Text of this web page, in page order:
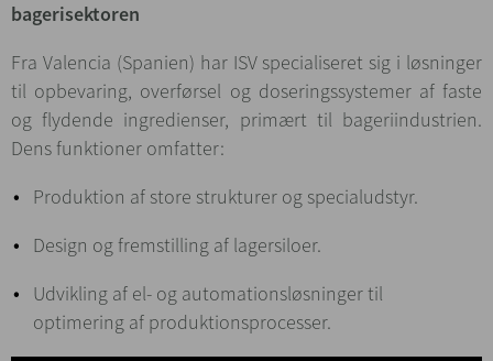
bagerisektoren
Fra Valencia (Spanien) har ISV specialiseret sig i løsninger
til opbevaring, overførsel og doseringssystemer af faste
og flydende ingredienser, primært til bageriindustrien.
Dens funktioner omfatter:
Produktion af store strukturer og specialudstyr.
Design og fremstilling af lagersiloer.
Udvikling af el- og automationsløsninger til
optimering af produktionsprocesser.